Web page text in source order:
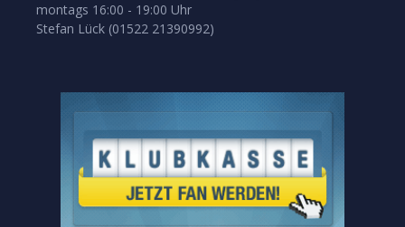
montags 16:00 - 19:00 Uhr
Stefan Lück (01522 21390992)